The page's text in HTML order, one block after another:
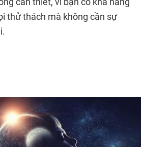
thử thách mà không cần sự